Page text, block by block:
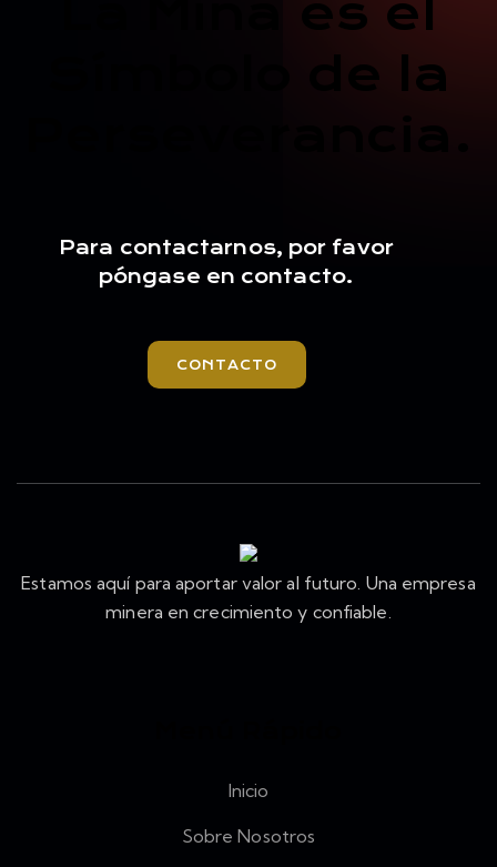
La Mina es el
Símbolo de la
Para contactarnos, por favor
póngase en contacto.
CONTACTO
Estamos aquí para aportar valor al futuro. Una empresa
minera en crecimiento y confiable.
Inicio
Sobre Nosotros